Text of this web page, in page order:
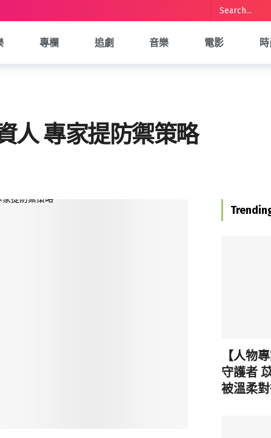
專欄 追劇 音樂 電影
人 專家提防禦策略
【人物
守護者
被溫柔